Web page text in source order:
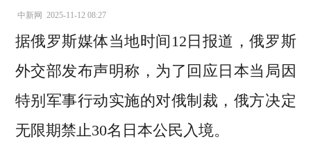
中新网 2025-11-12 08:27
据俄罗斯媒体当地时间12日报道，俄罗斯
外交部发布声明称，为了回应日本当局因
特别军事行动实施的对俄制裁，俄方决定
无限期禁止30名日本公民入境。